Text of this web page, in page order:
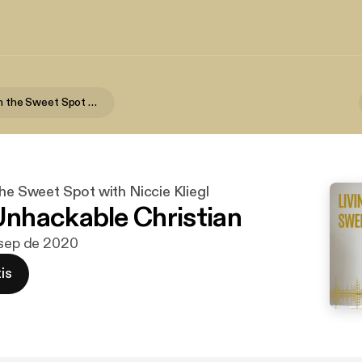
Living Within the Sweet Spot with Niccie Kliegl
Sweet Spot with Niccie Kliegl
Christian
de 2020